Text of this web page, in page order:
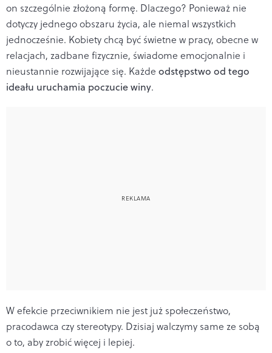
on szczególnie złożoną formę. Dlaczego? Ponieważ nie
dotyczy jednego obszaru życia, ale niemal wszystkich
jednocześnie. Kobiety chcą być świetne w pracy, obecne w
relacjach, zadbane fizycznie, świadome emocjonalnie i
nieustannie rozwijające się. Każde odstępstwo od tego
ideału uruchamia poczucie winy.
W efekcie przeciwnikiem nie jest już społeczeństwo,
pracodawca czy stereotypy. Dzisiaj walczymy same ze sobą
o to, aby zrobić więcej i lepiej.